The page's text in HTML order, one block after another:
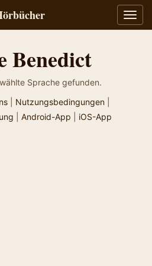
Benedict
Sprache gefunden.
Nutzungsbedingungen
Android-App iOS-App